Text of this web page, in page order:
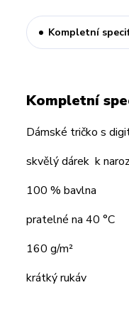
Kompletní
Kompletní
Dámské tričko s
skvělý dárek k
100 % bavlna
pratelné na 40 °C
160 g/m²
krátký rukáv